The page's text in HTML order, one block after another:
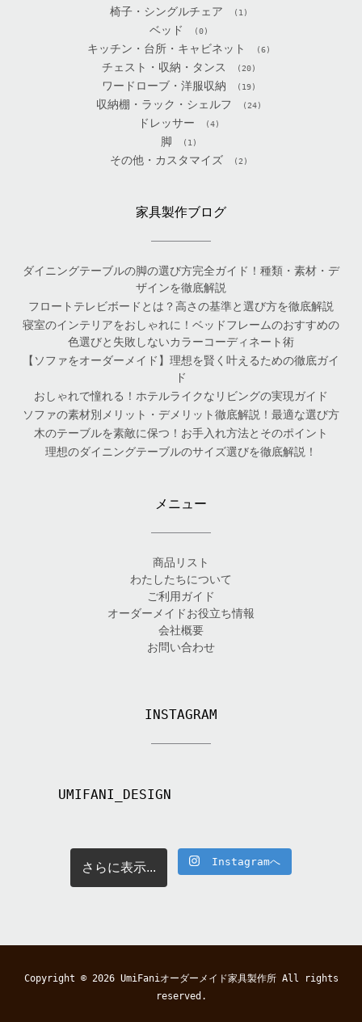
椅子・シングルチェア (1)
ベッド (0)
キッチン・台所・キャビネット (6)
チェスト・収納・タンス (20)
ワードローブ・洋服収納 (19)
収納棚・ラック・シェルフ (24)
ドレッサー (4)
脚 (1)
その他・カスタマイズ (2)
家具製作ブログ
ダイニングテーブルの脚の選び方完全ガイド！種類・素材・デ
ザインを徹底解説
フロートテレビボードとは？高さの基準と選び方を徹底解説
寝室のインテリアをおしゃれに！ベッドフレームのおすすめの
色選びと失敗しないカラーコーディネート術
【ソファをオーダーメイド】理想を賢く叶えるための徹底ガイ
ド
おしゃれで憧れる！ホテルライクなリビングの実現ガイド
ソファの素材別メリット・デメリット徹底解説！最適な選び方
木のテーブルを素敵に保つ！お手入れ方法とそのポイント
理想のダイニングテーブルのサイズ選びを徹底解説！
メニュー
商品リスト
わたしたちについて
ご利用ガイド
オーダーメイドお役立ち情報
会社概要
お問い合わせ
INSTAGRAM
UMIFANI_DESIGN
さらに表示... Instagramへ
Copyright © 2026 UmiFaniオーダーメイド家具製作所All rights
reserved.